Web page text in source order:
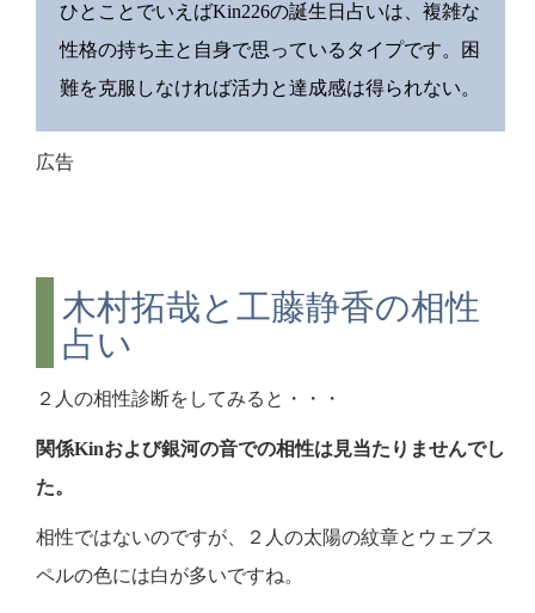
ひとことでいえばKin226の誕生日占いは、複雑な
性格の持ち主と自身で思っているタイプです。困
難を克服しなければ活力と達成感は得られない。
広告
木村拓哉と工藤静香の相性
占い
２人の相性診断をしてみると・・・
関係Kinおよび銀河の音での相性は見当たりませんでし
た。
相性ではないのですが、２人の太陽の紋章とウェブス
ペルの色には白が多いですね。